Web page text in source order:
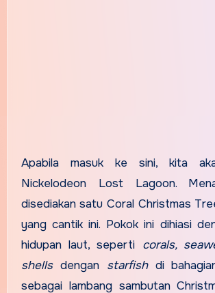
Apabila masuk ke sini, kita
Nickelodeon Lost Lagoon.
disediakan satu Coral Christmas
yang cantik ini. Pokok ini dihiasi
hidupan laut, seperti corals,
shellsdenganstarfishdi
sebagai lambang sambutan